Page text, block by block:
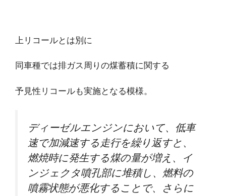
上リコールとは別に
同車種では排ガス周りの煤蓄積に関する
予見性リコールも実施となる模様。
ディーゼルエンジンにおいて、低車
速で加減速する走行を繰り返すと、
燃焼時に発生する煤の量が増え、イ
ンジェクタ噴孔部に堆積し、燃料の
噴霧状態が悪化することで、さらに